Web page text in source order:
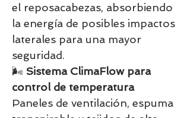
el reposacabezas, absorbiendo
la energía de posibles impactos
laterales para una mayor
seguridad.
🌬️ Sistema ClimaFlow para
control de temperatura
Paneles de ventilación, espuma